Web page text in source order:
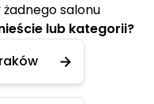
salonu
lub kategorii?